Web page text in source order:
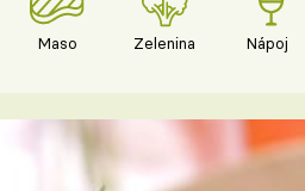
Maso Zelenina Nápoje